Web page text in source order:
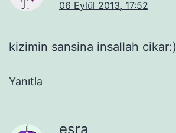
06 Eylül 2013, 17:52
kizimin sansina insallah cikar:)
Yanıtla
esra